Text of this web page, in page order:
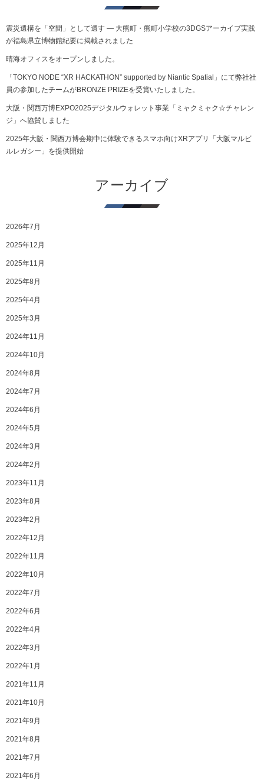
震災遺構を「空間」として遺す ― 大熊町・熊町小学校の3DGSアーカイブ実践
が福島県立博物館紀要に掲載されました
晴海オフィスをオープンしました。
「TOKYO NODE “XR HACKATHON” supported by Niantic Spatial」にて弊社社
員の参加したチームがBRONZE PRIZEを受賞いたしました。
大阪・関西万博EXPO2025デジタルウォレット事業「ミャクミャク☆チャレン
ジ」へ協賛しました
2025年大阪・関西万博会期中に体験できるスマホ向けXRアプリ「大阪マルビ
ルレガシー」を提供開始
アーカイブ
2026年7月
2025年12月
2025年11月
2025年8月
2025年4月
2025年3月
2024年11月
2024年10月
2024年8月
2024年7月
2024年6月
2024年5月
2024年3月
2024年2月
2023年11月
2023年8月
2023年2月
2022年12月
2022年11月
2022年10月
2022年7月
2022年6月
2022年4月
2022年3月
2022年1月
2021年11月
2021年10月
2021年9月
2021年8月
2021年7月
2021年6月